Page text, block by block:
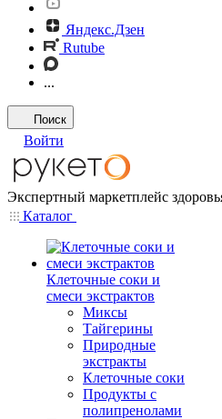
Яндекс.Дзен
Rutube
...
Поиск
Войти
Экспертный маркетплейс
Каталог
Клеточные соки и
смеси экстрактов
Миксы
Тайгерины
Природные
экстракты
Клеточные соки
Продукты с
полипренолами